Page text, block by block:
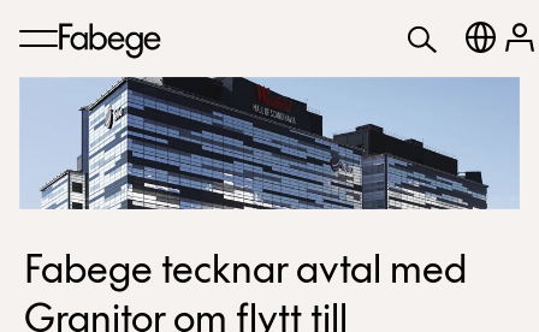
Fabege tecknar avtal med
Granitor om flytt till